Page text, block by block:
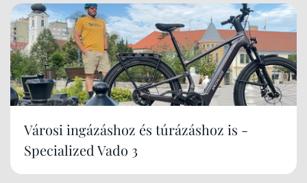
Városi ingázáshoz és túrázáshoz is -
Specialized Vado 3